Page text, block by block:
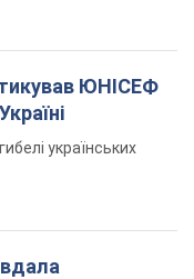
ЮНІСЕФ
українських